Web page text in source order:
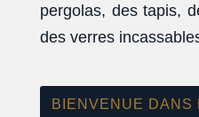
pergolas, des tapis,
des verres
BIENVENUE DANS